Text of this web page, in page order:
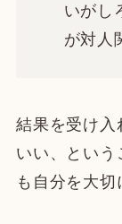
いがし
が対人
結果を受け入
いい、という
も自分を大切